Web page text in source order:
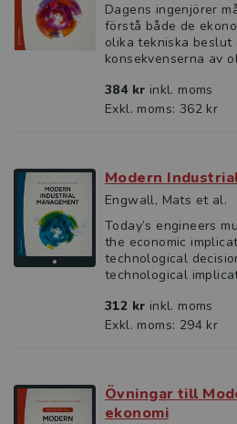
Dagens ingenjörer
förstå både de
olika tekniska beslut
konsekvenserna av
384 kr inkl. moms
Exkl. moms: 362 kr
Modern
Engwall, Mats et al.
Today’s engineers
the economic
technological
technological
312 kr inkl. moms
Exkl. moms: 294 kr
Övningar till
ekonomi